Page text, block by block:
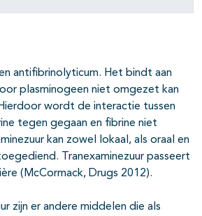
antifibrinolyticum. Het bindt aan
plasminogeen niet omgezet kan
wordt de interactie tussen
tegen gegaan en fibrine niet
kan zowel lokaal, als oraal en
Tranexaminezuur passeert
(McCormack, Drugs 2012).
zijn er andere middelen die als